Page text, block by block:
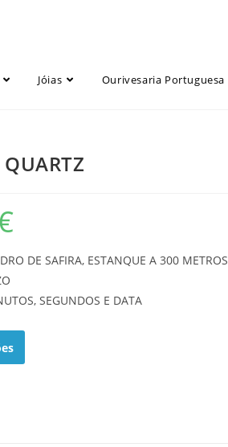
Jóias Ourivesaria Portuguesa
DE SAFIRA, ESTANQUE A 300 METROS
SEGUNDOS E DATA